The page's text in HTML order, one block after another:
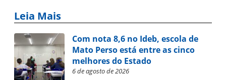
Leia Mais
Com nota 8,6 no Ideb, escola de
Mato Perso está entre as cinco
melhores do Estado
6 de agosto de 2026